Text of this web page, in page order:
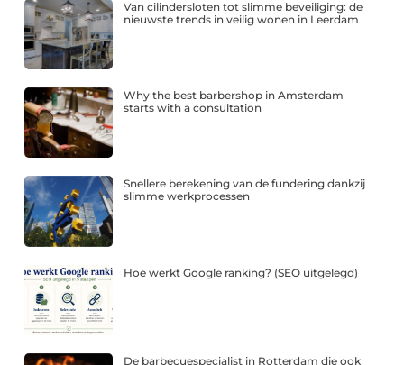
Van cilindersloten tot slimme beveiliging: de
nieuwste trends in veilig wonen in Leerdam
Why the best barbershop in Amsterdam
starts with a consultation
Snellere berekening van de fundering dankzij
slimme werkprocessen
Hoe werkt Google ranking? (SEO uitgelegd)
De barbecuespecialist in Rotterdam die ook